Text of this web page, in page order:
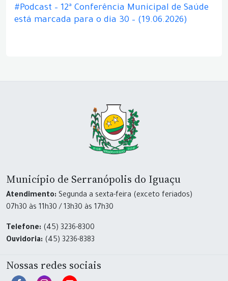
#Podcast – 12ª Conferência Municipal de Saúde
está marcada para o dia 30 – (19.06.2026)
Município de Serranópolis do Iguaçu
Atendimento: Segunda a sexta-feira (exceto feriados)
07h30 às 11h30 / 13h30 às 17h30
Telefone: (45) 3236-8300
Ouvidoria: (45) 3236-8383
Nossas redes sociais